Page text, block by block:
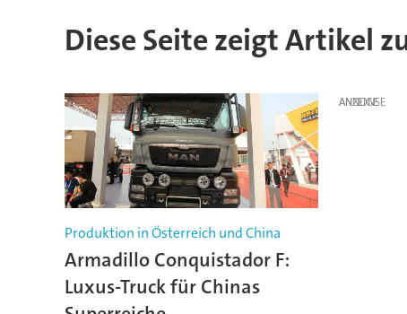
Diese Seite zeigt Artikel
Produktion in Österreich und China
Armadillo Conquistador F:
Luxus-Truck für Chinas
ANZEIGE